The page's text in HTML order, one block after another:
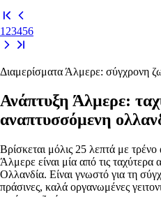
1 23456
Διαμερίσματα Άλμερε: σύγχρονη
Ανάπτυξη Άλμερε:
αναπτυσσόμενη
Βρίσκεται μόλις 25 λεπτά με
Άλμερε είναι μία από τις ταχύτερα
Ολλανδία. Είναι γνωστό για τη
πράσινες, καλά οργανωμένες